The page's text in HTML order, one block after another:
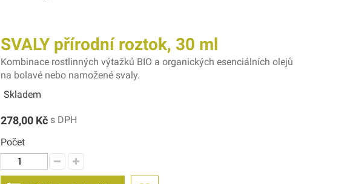
SVALY přírodní roztok, 30 ml
Kombinace rostlinných výtažků BIO a organických esenciálních olejů
na bolavé nebo namožené svaly.
Skladem
278,00 Kč s DPH
Počet